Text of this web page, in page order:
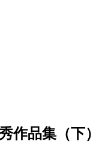
作品集（下）